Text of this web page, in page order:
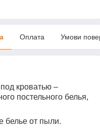
Оплата Умови
кроватью –
постельного белья,
белье от пыли.